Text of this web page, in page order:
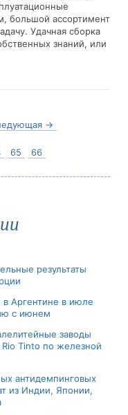
большой ассортимент
Удачная сборка
знаний, или
→
65 66
результаты
в Аргентине в июле
с июнем
заводы
Tinto по железной
антидемпинговых
из Индии, Японии,